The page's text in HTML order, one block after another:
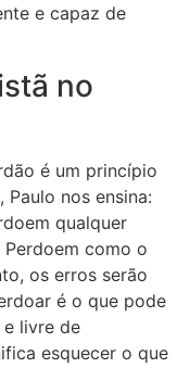
e capaz de
no
é um princípio
Paulo nos ensina:
qualquer
como o
os erros serão
é o que pode
livre de
esquecer o que